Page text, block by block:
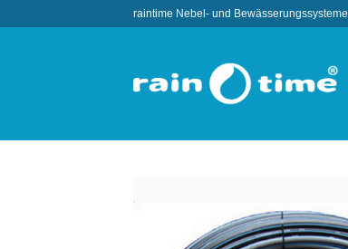
raintime Nebel- und Bewässerungssysteme